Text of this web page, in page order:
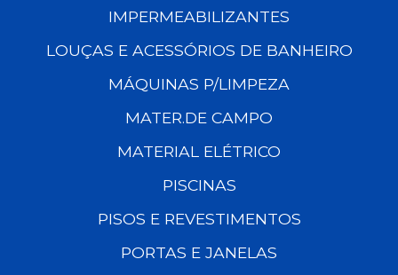
IMPERMEABILIZANTES
LOUÇAS E ACESSÓRIOS DE BANHEIRO
MÁQUINAS P/LIMPEZA
MATER.DE CAMPO
MATERIAL ELÉTRICO
PISCINAS
PISOS E REVESTIMENTOS
PORTAS E JANELAS